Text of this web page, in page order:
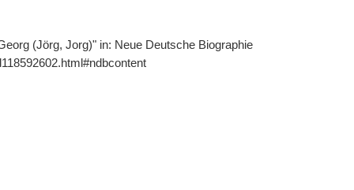
(Jörg, Jorg)" in: Neue Deutsche Biographie